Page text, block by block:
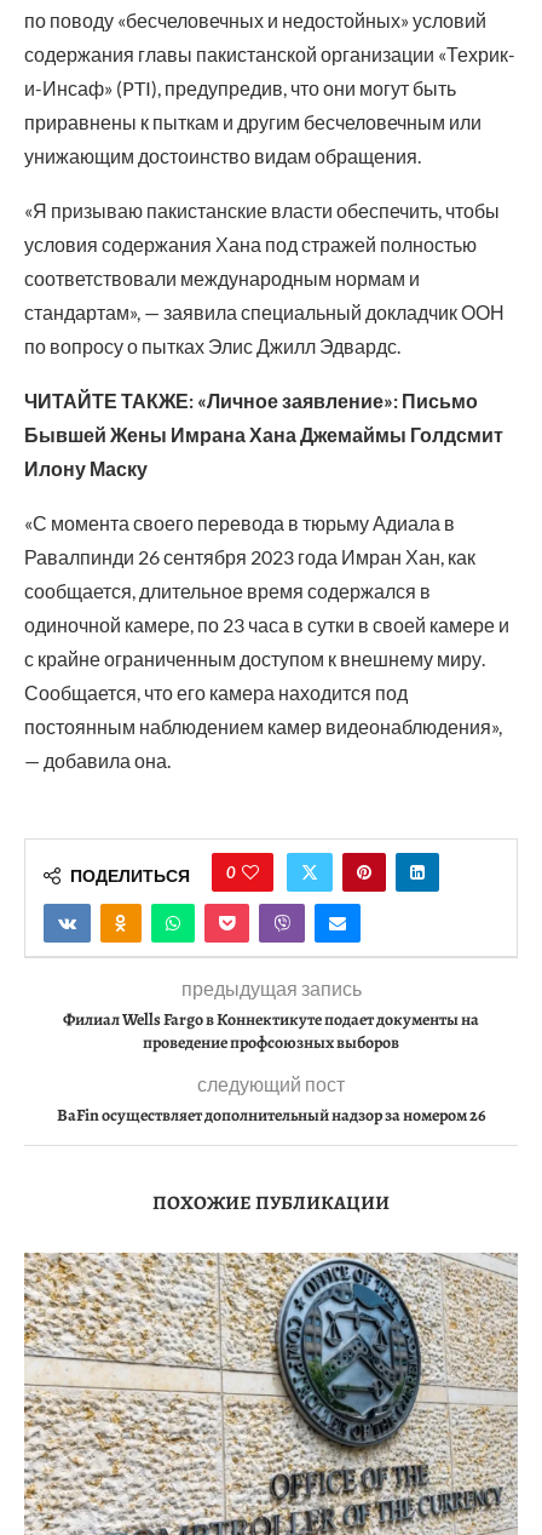
по поводу «бесчеловечных и недостойных» условий
содержания главы пакистанской организации «Техрик-
и-Инсаф» (PTI), предупредив, что они могут быть
приравнены к пыткам и другим бесчеловечным или
унижающим достоинство видам обращения.
«Я призываю пакистанские власти обеспечить, чтобы
условия содержания Хана под стражей полностью
соответствовали международным нормам и
стандартам», — заявила специальный докладчик ООН
по вопросу о пытках Элис Джилл Эдвардс.
ЧИТАЙТЕ ТАКЖЕ: «Личное заявление»: Письмо
Бывшей Жены Имрана Хана Джемаймы Голдсмит
Илону Маску
«С момента своего перевода в тюрьму Адиала в
Равалпинди 26 сентября 2023 года Имран Хан, как
сообщается, длительное время содержался в
одиночной камере, по 23 часа в сутки в своей камере и
с крайне ограниченным доступом к внешнему миру.
Сообщается, что его камера находится под
постоянным наблюдением камер видеонаблюдения»,
— добавила она.
ПОДЕЛИТЬСЯ 0
предыдущая запись
Филиал Wells Fargo в Коннектикуте подает документы на
проведение профсоюзных выборов
следующий пост
BaFin осуществляет дополнительный надзор за номером 26
ПОХОЖИЕ ПУБЛИКАЦИИ